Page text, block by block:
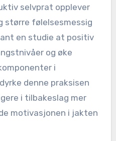
selvprat opplever
større følelsesmessig
en studie at positiv
og øke
i
denne praksisen
i tilbakeslag mer
motivasjonen i jakten